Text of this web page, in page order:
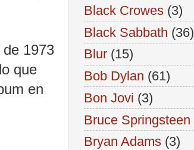
1973
que
en
Black Crowes (3)
Black Sabbath (36)
Blur (15)
Bob Dylan (61)
Bon Jovi (3)
Bruce Springsteen
Bryan Adams (3)